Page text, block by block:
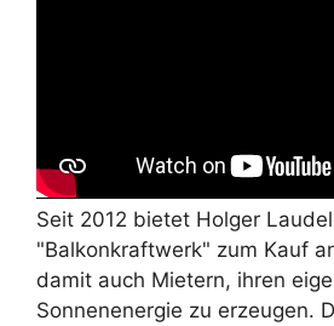
Seit 2012 bietet Holger
"Balkonkraftwerk" zum Kauf
damit auch Mietern, ihren
Sonnenenergie zu erzeugen.